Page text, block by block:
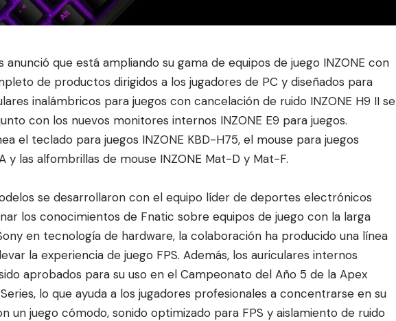
anunció que está ampliando su gama de equipos de juego INZONE con
de productos dirigidos a los jugadores de PC y diseñados para
inalámbricos para juegos con cancelación de ruido INZONE H9 II se
con los nuevos monitores internos INZONE E9 para juegos.
el teclado para juegos INZONE KBD-H75, el mouse para juegos
y las alfombrillas de mouse INZONE Mat-D y Mat-F.
se desarrollaron con el equipo líder de deportes electrónicos
los conocimientos de Fnatic sobre equipos de juego con la larga
en tecnología de hardware, la colaboración ha producido una línea
la experiencia de juego FPS. Además, los auriculares internos
aprobados para su uso en el Campeonato del Año 5 de la Apex
lo que ayuda a los jugadores profesionales a concentrarse en su
un juego cómodo, sonido optimizado para FPS y aislamiento de ruido